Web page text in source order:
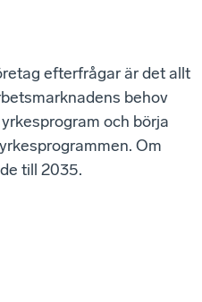
efterfrågar är det allt
behov
och börja
Om
till 2035.